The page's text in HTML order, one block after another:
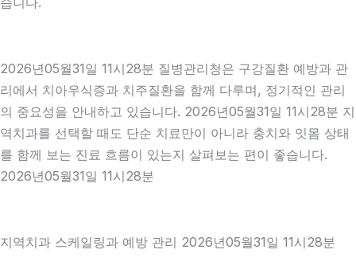
2026년05월31일 11시28분 질병관리청은 구강질환 예방과 관
리에서 치아우식증과 치주질환을 함께 다루며, 정기적인 관리
의 중요성을 안내하고 있습니다. 2026년05월31일 11시28분 지
역치과를 선택할 때도 단순 치료만이 아니라 충치와 잇몸 상태
를 함께 보는 진료 흐름이 있는지 살펴보는 편이 좋습니다.
2026년05월31일 11시28분
지역치과 스케일링과 예방 관리 2026년05월31일 11시28분